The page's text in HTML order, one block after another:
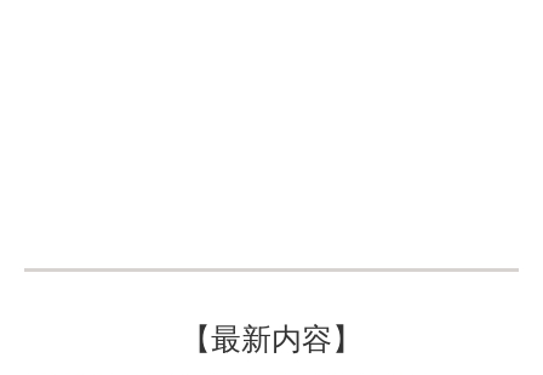
【最新内容】